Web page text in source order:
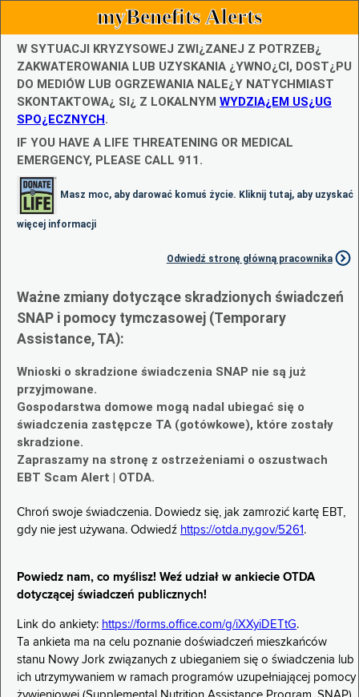
myBenefits Alerts
W SYTUACJI KRYZYSOWEJ ZWI¿ZANEJ Z POTRZEB¿
ZAKWATEROWANIA LUB UZYSKANIA ¿YWNO¿CI, DOST¿PU
DO MEDIÓW LUB OGRZEWANIA NALE¿Y NATYCHMIAST
SKONTAKTOWA¿ SI¿ Z LOKALNYM WYDZIA¿EM US¿UG
SPO¿ECZNYCH.
IF YOU HAVE A LIFE THREATENING OR MEDICAL
EMERGENCY, PLEASE CALL 911.
Masz moc, aby darować komuś życie. Kliknij tutaj, aby uzyskać
więcej informacji
Odwiedź stronę główną pracownika
Ważne zmiany dotyczące skradzionych świadczeń
SNAP i pomocy tymczasowej (Temporary
Assistance, TA):
Wnioski o skradzione świadczenia SNAP nie są już
przyjmowane.
Gospodarstwa domowe mogą nadal ubiegać się o
świadczenia zastępcze TA (gotówkowe), które zostały
skradzione.
Zapraszamy na stronę z ostrzeżeniami o oszustwach
EBT Scam Alert | OTDA.
Chroń swoje świadczenia. Dowiedz się, jak zamrozić kartę EBT,
gdy nie jest używana. Odwiedź https://otda.ny.gov/5261 .
Powiedz nam, co myślisz! Weź udział w ankiecie OTDA
dotyczącej świadczeń publicznych!
Link do ankiety: https://forms.office.com/g/iXXyiDETtG.
Ta ankieta ma na celu poznanie doświadczeń mieszkańców
stanu Nowy Jork związanych z ubieganiem się o świadczenia lub
ich utrzymywaniem w ramach programów uzupełniającej pomocy